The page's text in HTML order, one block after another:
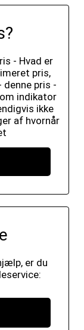
- Hvad er
pris,
pris -
indikator
ikke
af hvornår
er du